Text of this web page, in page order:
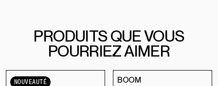
PRODUITS QUE VOUS
POURRIEZ AIMER
NOUVEAUTÉ BOOM